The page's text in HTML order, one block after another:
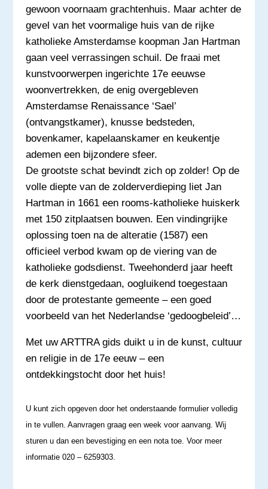
gewoon voornaam grachtenhuis. Maar achter de
gevel van het voormalige huis van de rijke
katholieke Amsterdamse koopman Jan Hartman
gaan veel verrassingen schuil. De fraai met
kunstvoorwerpen ingerichte 17e eeuwse
woonvertrekken, de enig overgebleven
Amsterdamse Renaissance ‘Sael’
(ontvangstkamer), knusse bedsteden,
bovenkamer, kapelaanskamer en keukentje
ademen een bijzondere sfeer.
De grootste schat bevindt zich op zolder! Op de
volle diepte van de zolderverdieping liet Jan
Hartman in 1661 een rooms-katholieke huiskerk
met 150 zitplaatsen bouwen. Een vindingrijke
oplossing toen na de alteratie (1587) een
officieel verbod kwam op de viering van de
katholieke godsdienst. Tweehonderd jaar heeft
de kerk dienstgedaan, oogluikend toegestaan
door de protestante gemeente – een goed
voorbeeld van het Nederlandse ‘gedoogbeleid’…
Met uw ARTTRA gids duikt u in de kunst, cultuur
en religie in de 17e eeuw – een
ontdekkingstocht door het huis!
U kunt zich opgeven door het onderstaande formulier volledig
in te vullen. Aanvragen graag een week voor aanvang. Wij
sturen u dan een bevestiging en een nota toe. Voor meer
informatie 020 – 6259303.